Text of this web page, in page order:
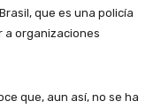
que es una policía
a organizaciones
que, aun así, no se ha